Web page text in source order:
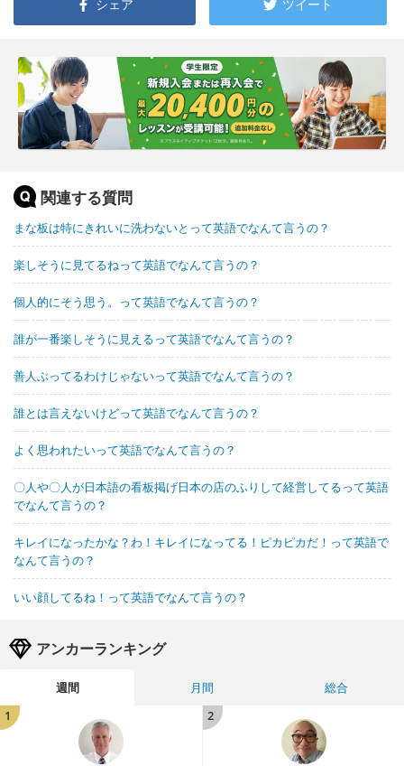
シェア ツイート
関連する質問
まな板は特にきれいに洗わないとって英語でなんて言うの？
楽しそうに見てるねって英語でなんて言うの？
個人的にそう思う。って英語でなんて言うの？
誰が一番楽しそうに見えるって英語でなんて言うの？
善人ぶってるわけじゃないって英語でなんて言うの？
誰とは言えないけどって英語でなんて言うの？
よく思われたいって英語でなんて言うの？
〇人や〇人が日本語の看板掲げ日本の店のふりして経営してるって英語
でなんて言うの？
キレイになったかな？わ！キレイになってる！ピカピカだ！って英語で
なんて言うの？
いい顔してるね！って英語でなんて言うの？
アンカーランキング
週間 月間
総合
1
2